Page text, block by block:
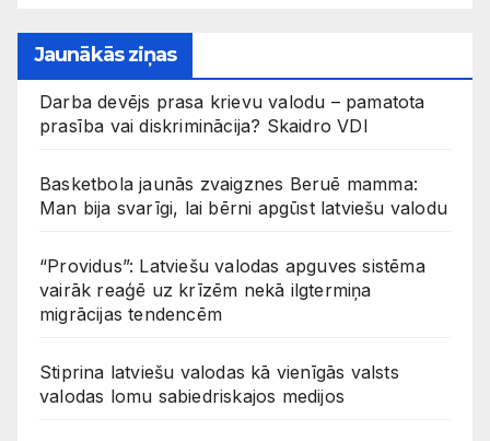
Jaunākās ziņas
Darba devējs prasa krievu valodu – pamatota
prasība vai diskriminācija? Skaidro VDI
Basketbola jaunās zvaigznes Beruē mamma:
Man bija svarīgi, lai bērni apgūst latviešu valodu
“Providus”: Latviešu valodas apguves sistēma
vairāk reaģē uz krīzēm nekā ilgtermiņa
migrācijas tendencēm
Stiprina latviešu valodas kā vienīgās valsts
valodas lomu sabiedriskajos medijos